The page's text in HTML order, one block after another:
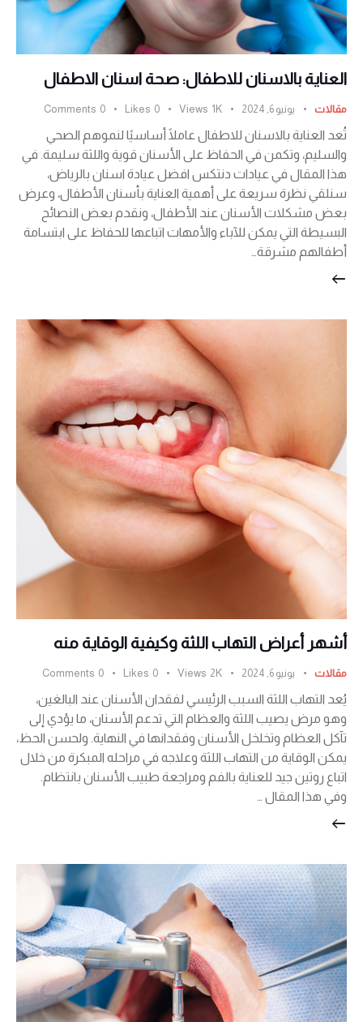
العناية بالاسنان للاطفال: صحة اسنان الاطفال
مقالات يونيو 6, 2024 1K
Views
0
Likes
0
Comments
تُعد العناية بالاسنان للاطفال عاملًا أساسيًا لنموهم الصحي
والسليم، وتكمن في الحفاظ على الأسنان قوية واللثة سليمة. في
هذا المقال في عيادات دنتكس افضل عيادة اسنان بالرياض،
سنلقي نظرة سريعة على أهمية العناية بأسنان الأطفال، وعرض
بعض مشكلات الأسنان عند الأطفال، ونقدم بعض النصائح
البسيطة التي يمكن للآباء والأمهات اتباعها للحفاظ على ابتسامة
أطفالهم مشرقة…
أشهر أعراض التهاب اللثة وكيفية الوقاية منه
مقالات يونيو 6, 2024 2K
Views
0
Likes
0
Comments
يُعد التهاب اللثة السبب الرئيسي لفقدان الأسنان عند البالغين،
وهو مرض يصيب اللثة والعظام التي تدعم الأسنان، ما يؤدي إلى
تآكل العظام وتخلخل الأسنان وفقدانها في النهاية. ولحسن الحظ،
يمكن الوقاية من التهاب اللثة وعلاجه في مراحله المبكرة من خلال
اتباع روتين جيد للعناية بالفم ومراجعة طبيب الأسنان بانتظام.
وفي هذا المقال …